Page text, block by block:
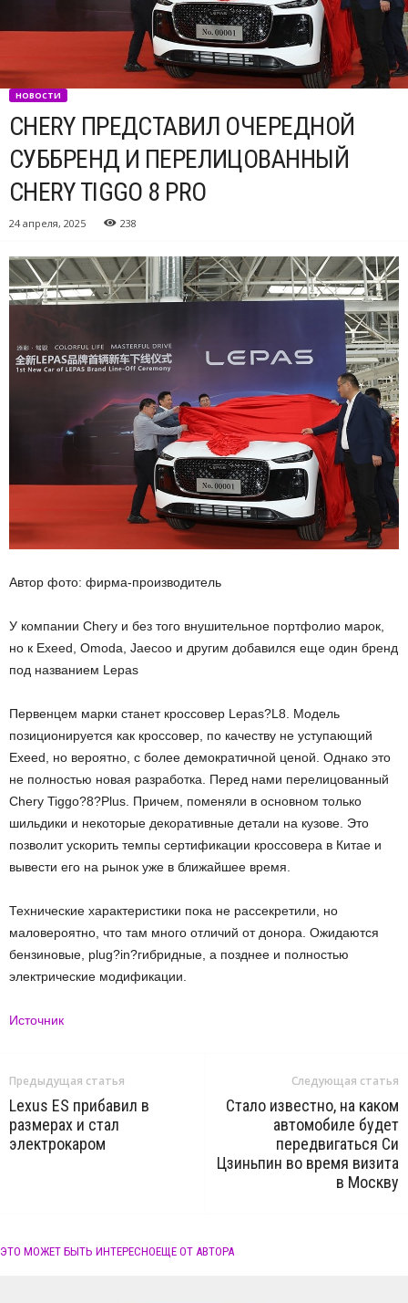
НОВОСТИ
CHERY ПРЕДСТАВИЛ ОЧЕРЕДНОЙ
СУББРЕНД И ПЕРЕЛИЦОВАННЫЙ
CHERY TIGGO 8 PRO
24 апреля, 2025 238
Автор фото: фирма-производитель
У компании Chery и без того внушительное портфолио марок,
но к Exeed, Omoda, Jaecoo и другим добавился еще один бренд
под названием Lepas
Первенцем марки станет кроссовер Lepas?L8. Модель
позиционируется как кроссовер, по качеству не уступающий
Exeed, но вероятно, с более демократичной ценой. Однако это
не полностью новая разработка. Перед нами перелицованный
Chery Tiggo?8?Plus. Причем, поменяли в основном только
шильдики и некоторые декоративные детали на кузове. Это
позволит ускорить темпы сертификации кроссовера в Китае и
вывести его на рынок уже в ближайшее время.
Технические характеристики пока не рассекретили, но
маловероятно, что там много отличий от донора. Ожидаются
бензиновые, plug?in?гибридные, а позднее и полностью
электрические модификации.
Источник
Предыдущая статья
Lexus ES прибавил в
размерах и стал
электрокаром
Следующая статья
Стало известно, на каком
автомобиле будет
передвигаться Си
Цзиньпин во время визита
в Москву
ЭТО МОЖЕТ БЫТЬ ИНТЕРЕСНОЕЩЕ ОТ АВТОРА